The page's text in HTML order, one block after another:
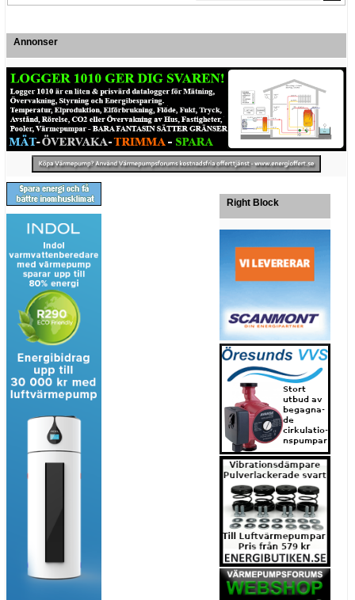
Annonser
Right Block